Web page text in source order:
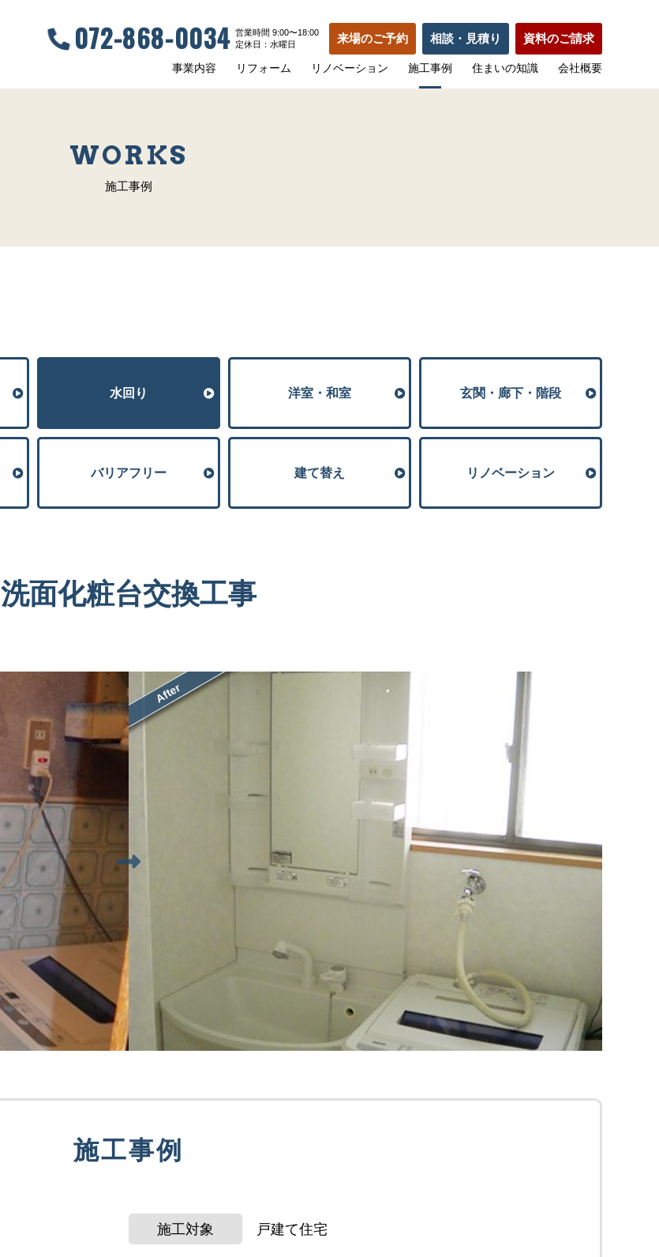
072-868-0034 営業時間 9:00〜18:00
定休⽇：⽔曜⽇
来場のご予約 相談・見積り 資料のご請求
事業内容 リフォーム リノベーション 施工事例 住まいの知識 会社概要
WORKS
施工事例
⽔回り 洋室・和室 玄関・廊下・階段
バリアフリー 建て替え リノベーション
洗面化粧台交換工事
After
施工事例
施工対象 戸建て住宅